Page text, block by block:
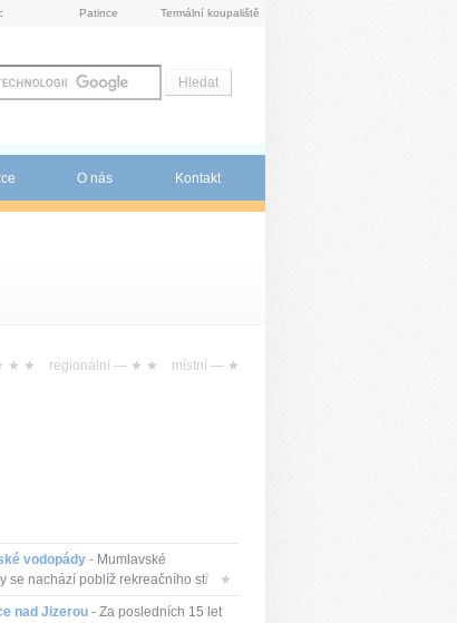
Patince Termální koupaliště
O nás Kontakt
★ ★ regionální — ★ ★ místní — ★
vodopády- Mumlavské
se nachází poblíž rekreačního stř...
★
nad Jizerou- Za posledních 15 let